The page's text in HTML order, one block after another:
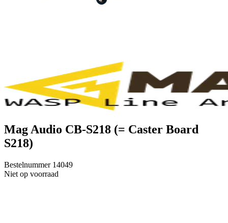
Mag Audio CB-S218 (= Caster Board
S218)
Bestelnummer 14049
Niet op voorraad